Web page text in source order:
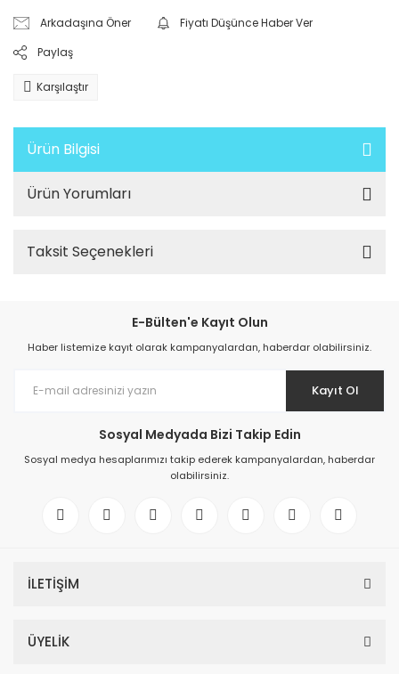
Arkadaşına Öner
Fiyatı Düşünce Haber Ver
Paylaş
Karşılaştır
Ürün Bilgisi
Ürün Yorumları
Taksit Seçenekleri
E-Bülten'e Kayıt Olun
Haber listemize kayıt olarak kampanyalardan, haberdar olabilirsiniz.
Kayıt Ol
Sosyal Medyada Bizi Takip Edin
Sosyal medya hesaplarımızı takip ederek kampanyalardan, haberdar
olabilirsiniz.
İLETİŞİM
ÜYELİK